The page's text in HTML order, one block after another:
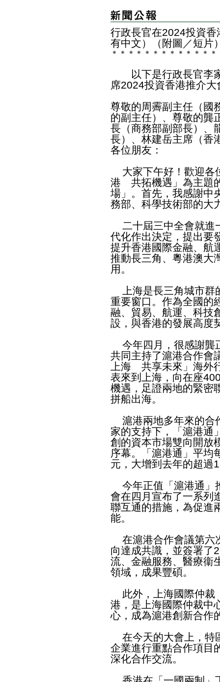
行政長官在2024投資
有中文）（附圖／短片
＊ ＊ ＊ ＊ ＊ ＊ ＊ ＊ ＊ ＊ ＊ ＊ ＊
以下是行政長官李家
席2024投資香港推介
尊敬的周霽副主任（國
的副主任）、尊敬的龔
長（商務部副部長）、
長）、林建岳主席（香
各位朋友：
大家下午好！歡迎各
港 共拓機遇」為主題
場」。首先，我感謝中
務部、科學技術部的大
二十屆三中全會就進
代化作出決定，提出要
提升香港國際金融、航
推動長三角、粵港澳大
用。
上海是長三角城市群
重要窗口。作為全國的
融、貿易、航運、科技
設，與香港的發展高度
今年四月，很感謝龔
共同主持了滬港合作會
上海 共享未來」海外
表來到上海，向在座
機遇，足證兩地的緊密
拼船出海。
滬港兩地多年來的合
家的支持下，「滬港通
創的資本市場雙向開放
序幕。「滬港通」平均
元，大增到去年的超過
今年正值「滬港通」
會在四月宣布了一系列
聯互通的措施，為促進
能。
在滬港合作會議第六
向達成共識，並簽署了
流、金融服務、醫療衞
領域，成果豐碩。
此外，上海國際仲裁
港，是上海國際仲裁中
心，成為滬港創新合作
在今天的大會上，特
企業進行重點合作項目
深化合作交流。